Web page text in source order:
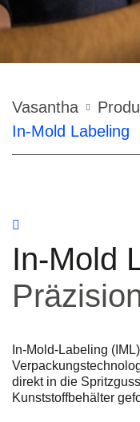
Vasantha
In-Mold Labeling
In-Mold
In-Mold-Labeling
direkt in die
Kunststoffbehälter